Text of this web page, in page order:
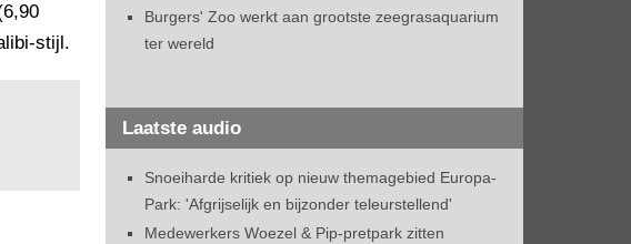
stijl.
Burgers' Zoo werkt aan grootste zeegrasaquarium
ter wereld
Laatste audio
Snoeiharde kritiek op nieuw themagebied Europa-
Park: 'Afgrijselijk en bijzonder teleurstellend'
Medewerkers Woezel & Pip-pretpark zitten